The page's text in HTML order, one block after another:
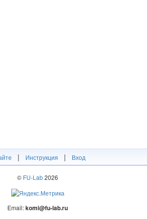
| Инструкция | Вход
© FU-Lab2026
Email:komi@fu-lab.ru